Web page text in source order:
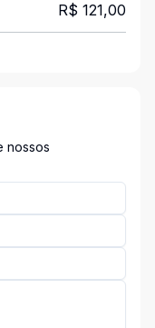
R$ 121,00
nossos